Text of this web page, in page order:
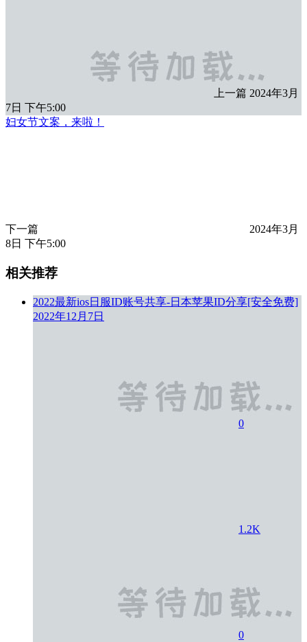
上一篇 2024年3月
7日 下午5:00
妇女节文案，来啦！
下一篇
2024年3月
8日 下午5:00
相关推荐
2022最新ios日服ID账号共享-日本苹果ID分享[安全免费]
2022年12月7日
0
1.2K
0